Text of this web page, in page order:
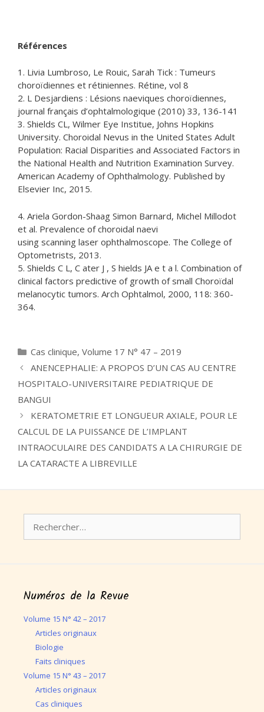
Références
1. Livia Lumbroso, Le Rouic, Sarah Tick : Tumeurs
choroïdiennes et rétiniennes. Rétine, vol 8
2. L Desjardiens : Lésions naeviques choroïdiennes,
journal français d’ophtalmologique (2010) 33, 136-141
3. Shields CL, Wilmer Eye Institue, Johns Hopkins
University. Choroidal Nevus in the United States Adult
Population: Racial Disparities and Associated Factors in
the National Health and Nutrition Examination Survey.
American Academy of Ophthalmology. Published by
Elsevier Inc, 2015.
4. Ariela Gordon-Shaag Simon Barnard, Michel Millodot
et al. Prevalence of choroidal naevi
using scanning laser ophthalmoscope. The College of
Optometrists, 2013.
5. Shields C L, C ater J , S hields JA e t a l. Combination of
clinical factors predictive of growth of small Choroïdal
melanocytic tumors. Arch Ophtalmol, 2000, 118: 360-
364.
Catégories
Cas clinique, Volume 17 N° 47 – 2019
ANENCEPHALIE: A PROPOS D’UN CAS AU CENTRE
HOSPITALO-UNIVERSITAIRE PEDIATRIQUE DE
BANGUI
KERATOMETRIE ET LONGUEUR AXIALE, POUR LE
CALCUL DE LA PUISSANCE DE L’IMPLANT
INTRAOCULAIRE DES CANDIDATS A LA CHIRURGIE DE
LA CATARACTE A LIBREVILLE
Numéros de la Revue
Volume 15 N° 42 – 2017
Articles originaux
Biologie
Faits cliniques
Volume 15 N° 43 – 2017
Articles originaux
Cas cliniques